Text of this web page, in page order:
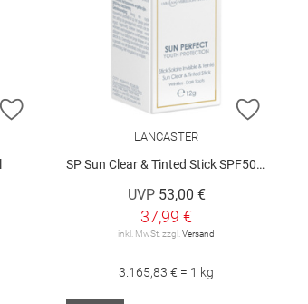
ZUR WUNSCHLISTE HINZUFÜGEN ZUR
LANCASTER
SP Sun Clear & Tinted Stick SPF50 12g
UVP 53,00 €
37,99 €
inkl. MwSt. zzgl.Versand
3.165,83 € = 1 kg